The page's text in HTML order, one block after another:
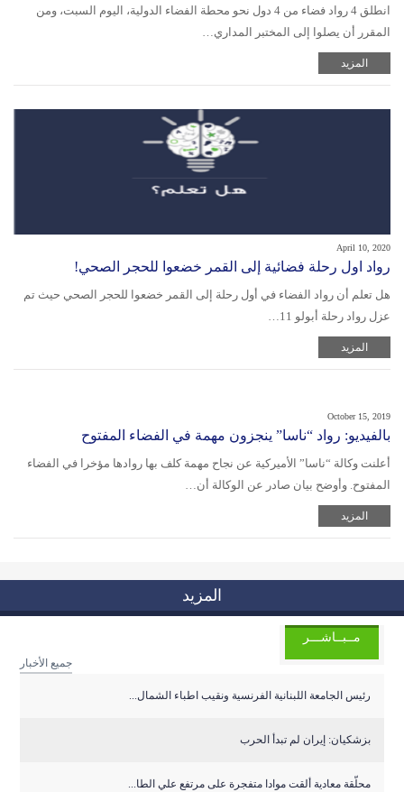
انطلق 4 رواد فضاء من 4 دول نحو محطة الفضاء الدولية، اليوم السبت، ومن
المقرر أن يصلوا إلى المختبر المداري…
المزيد
April 10, 2020
رواد اول رحلة فضائية إلى القمر خضعوا للحجر الصحي!
هل تعلم أن رواد الفضاء في أول رحلة إلى القمر خضعوا للحجر الصحي حيث تم
عزل رواد رحلة أبولو 11…
المزيد
October 15, 2019
بالفيديو: رواد “ناسا” ينجزون مهمة في الفضاء المفتوح
أعلنت وكالة “ناسا” الأميركية عن نجاح مهمة كلف بها روادها مؤخرا في الفضاء
المفتوح. وأوضح بيان صادر عن الوكالة أن…
المزيد
المزيد
مــبــاشـــر
جميع الأخبار
رئيس الجامعة اللبنانية الفرنسية ونقيب اطباء الشمال...
بزشكيان: إيران لم تبدأ الحرب
محلّقة معادية ألقت موادا متفجرة على مرتفع علي الطا...